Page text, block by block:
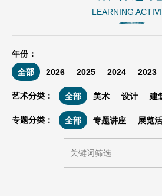
LEARNING
年份：
全部
2026 2025 2024 2023
艺术分类： 全部 美术 设计 建
专题分类： 全部 专题讲座 展览